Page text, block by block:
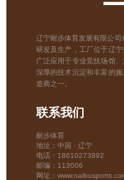
辽宁耐步体育发展有限公
研发及生产，工厂位于辽
广泛应用于专业竞技场馆
深厚的技术沉淀和丰富的
造商之一。
联系我们
耐步体育
地址：中国 · 辽宁
电话：18610273892
邮编：113006
网址：